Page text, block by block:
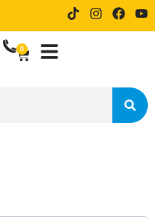
bestellen
0